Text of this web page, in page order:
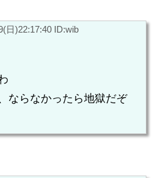
日)22:17:40 ID:wib
ならなかったら地獄だぞ